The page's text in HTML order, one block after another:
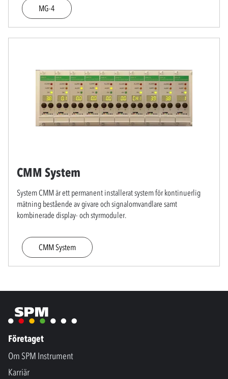
MG-4
CMM System
System CMM är ett permanent installerat system för kontinuerlig
mätning bestående av givare och signalomvandlare samt
kombinerade display- och styrmoduler.
CMM System
Företaget
Om SPM Instrument
Karriär